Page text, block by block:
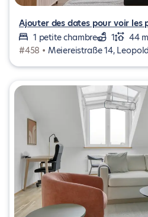
Ajouter des dates pour voir les
1 petite chambre
1
44
#458 • Meiereistraße 14,